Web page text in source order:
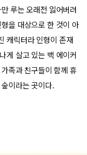
루는 오래전 잃어버려
을 대상으로 한 것이 아
캐릭터라 인형이 존재
게 살고 있는 백 에이커
족과 친구들이 함께 휴
이라는 곳이다.